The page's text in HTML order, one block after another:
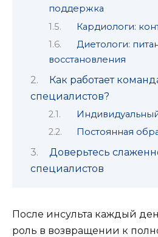
поддержка
Кардиологи:
Диетологи:
восстановления
Как работает
специалистов?
Постоянная
Доверьтесь
специалистов
После инсульта каждый
роль в возвращении к